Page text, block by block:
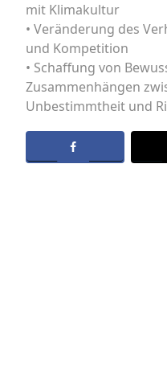
mit Klimakultur
• Veränderung des
und Kompetition
• Schaffung von
Zusammenhängen
Unbestimmtheit und